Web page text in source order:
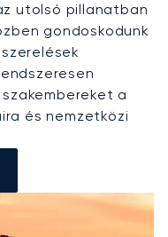
utolsó pillanatban
gondoskodunk
a
és nemzetközi